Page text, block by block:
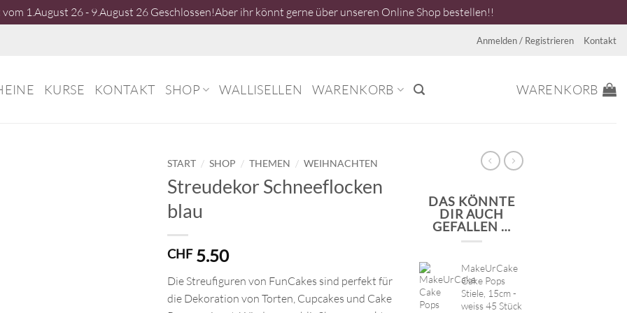
1.August 26 - 9.August 26 Geschlossen!Aber ihr könnt gerne über unseren Online Shop bestellen!!
Anmelden / Registrieren Kontakt
KURSE KONTAKT SHOP WALLISELLEN WARENKORB WARENKORB
START / SHOP / THEMEN / WEIHNACHTEN
Streudekor Schneeflocken
blau
CHF5.50
Die Streufiguren von FunCakes sind perfekt für
die Dekoration von Torten, Cupcakes und Cake
DAS KÖNNTE
DIR AUCH
GEFALLEN …
MakeUrCake
Cake Pops
Stiele, 15cm -
weiss 45 Stück